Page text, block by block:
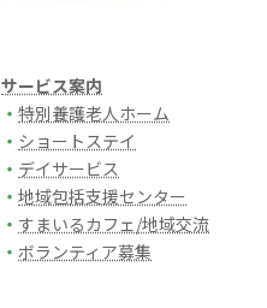
サービス案内
・特別養護老人ホーム
・ ショートステイ
・ デイサービス
・地域包括支援センター
・すまいるカフェ/地域交流
・ボランティア募集